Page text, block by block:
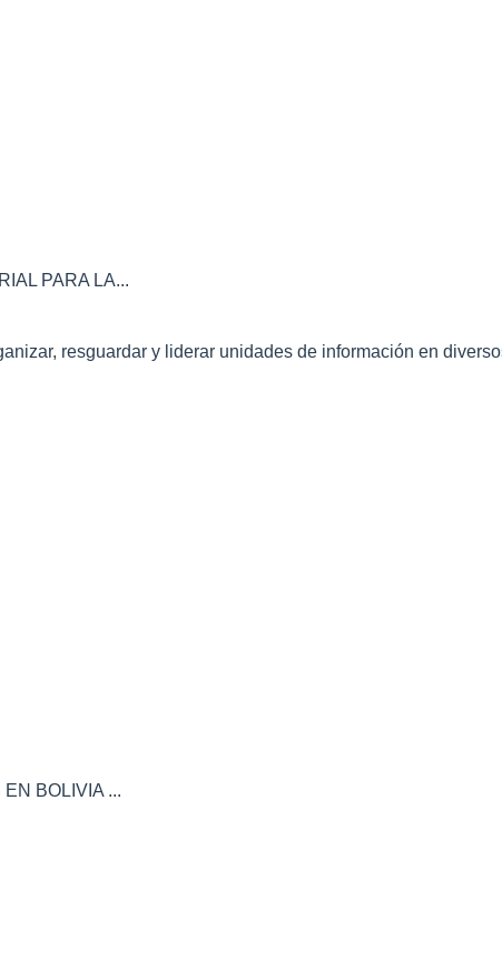
PARA LA...
resguardar y liderar unidades de información en
BOLIVIA ...